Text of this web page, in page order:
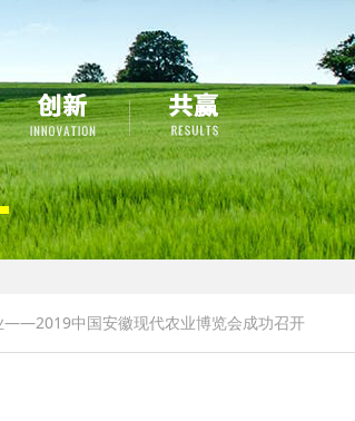
——2019中国安徽现代农业博览会成功召开